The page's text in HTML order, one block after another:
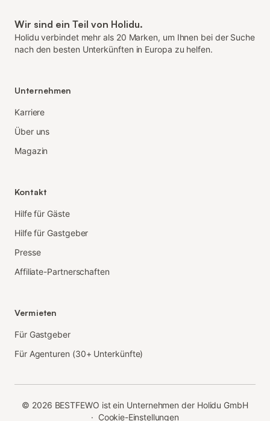
Wir sind ein Teil von Holidu.
Holidu verbindet mehr als 20 Marken, um Ihnen bei der Suche
nach den besten Unterkünften in Europa zu helfen.
Unternehmen
Karriere
Über uns
Magazin
Kontakt
Hilfe für Gäste
Hilfe für Gastgeber
Presse
Affiliate-Partnerschaften
Vermieten
Für Gastgeber
Für Agenturen (30+ Unterkünfte)
© 2026 BESTFEWO ist ein Unternehmen der Holidu GmbH
· Cookie-Einstellungen